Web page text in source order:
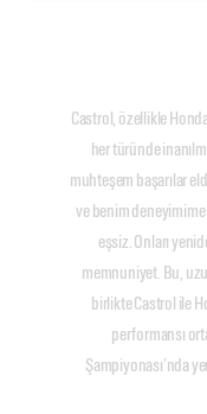
Castrol, özellikle
her türünde
muhteşem başarılar
ve benim
eşsiz. Onları
memnuniyet. Bu,
birlikte Castrol ile
performansı
Şampiyonası’nda